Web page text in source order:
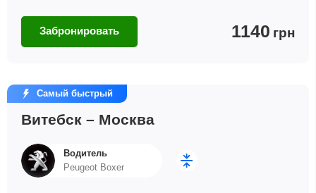
Забронировать 1140 грн
Самый быстрый
Витебск – Москва
Водитель
Peugeot Boxer